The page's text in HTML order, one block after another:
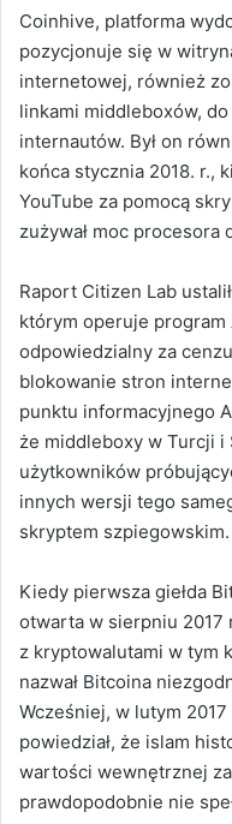
Coinhive, platforma
pozycjonuje się w
internetowej, również
linkami middleboxów,
internautów. Był on
końca stycznia 2018. r.,
YouTube za pomocą
zużywał moc procesora
Raport Citizen Lab
którym operuje program
odpowiedzialny za
blokowanie stron
punktu informacyjnego
że middleboxy w Turcji i
użytkowników
innych wersji tego
skryptem szpiegowskim.
Kiedy pierwsza giełda
otwarta w sierpniu 2017
z kryptowalutami w tym
nazwał Bitcoina
Wcześniej, w lutym
powiedział, że islam
wartości wewnętrznej
prawdopodobnie nie